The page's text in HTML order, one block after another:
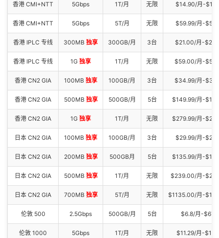
香港 CMI+NTT 5Gbps 1T/月 无限 $14.90/月-
香港 CMI+NTT 5Gbps 5T/月 无限 $59.99/月-
香港 IPLC 专线 300MB 独享 300GB/月 3台 $21.00/月-
香港 IPLC 专线 1G 独享 1T/月 无限 $59.00/月-
香港 CN2 GIA 100MB 独享 100GB/月 3台 $34.99/月-
香港 CN2 GIA 500MB 独享 500GB/月 5台 $149.99/月-
香港 CN2 GIA 1G 独享 1T/月 无限 $279.99/月-
日本 CN2 GIA 100MB 独享 100GB/月 3台 $29.99/月-
日本 CN2 GIA 200MB 独享 500GB月 5台 $135.99/月-
日本 CN2 GIA 500MB 独享 1T/月 无限 $239.00/月-
日本 CN2 GIA 700MB 独享 5T/月 无限 $1135.00/月-
伦敦 500 2.5Gbps 500GB/月 5台 $6.8/月-
伦敦 1000 5Gbps 1T/月 无限 $11.29/月-